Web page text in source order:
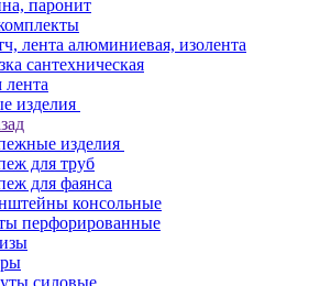
паронит
лента алюминиевая, изолента
сантехническая
изделия
изделия
для труб
для фаянса
консольные
перфорированные
силовые